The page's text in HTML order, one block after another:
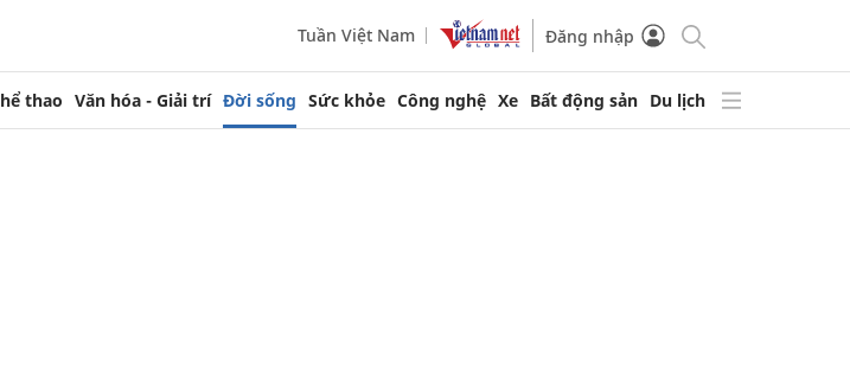
Tuần Việt Nam Đăng nhập
thao Văn hóa - Giải trí Đời sống Sức khỏe Công nghệ Xe Bất động sản Du lịch